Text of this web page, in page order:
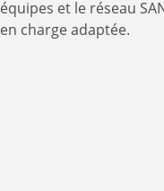
équipes et le réseau
en charge adaptée.